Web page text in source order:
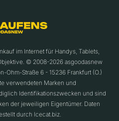
im Internet für Handys, Tablets,
© 2008-2026 asgoodasnew
Ohm-Straße 6 - 15236 Frankfurt (O.)
verwendeten Marken und
Identifikationszwecken und sind
der jeweiligen Eigentümer. Daten
durch Icecat.biz.